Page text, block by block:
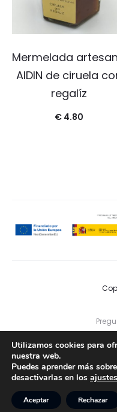
Mermelada
AIDIN de ciruela
regalíz
€4.80
Política de
Utilizamos cookies para
nuestra web.
Puedes aprender más
desactivarlas en los ajustes
Aceptar Rechazar